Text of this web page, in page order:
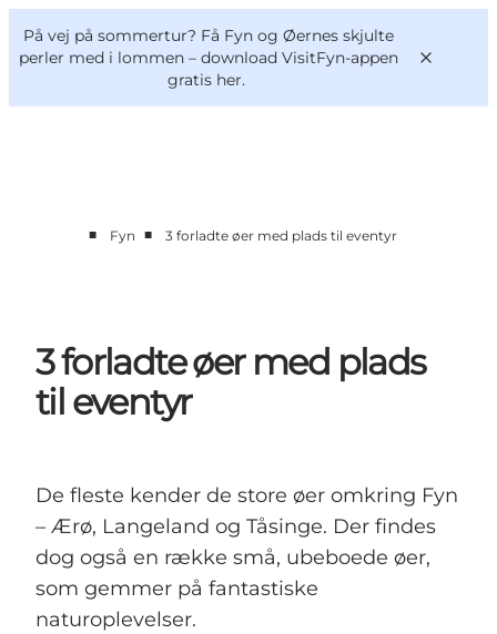
På vej på sommertur? Få Fyn og Øernes skjulte
perler med i lommen – download VisitFyn-appen
gratis her.
Oplevelser
Book lokale oplevelser
VisitFyn
Deutsch
■ Fyn ■ 3 forladte øer med plads til eventyr
3 forladte øer med plads
til eventyr
De fleste kender de store øer omkring Fyn
– Ærø, Langeland og Tåsinge. Der findes
dog også en række små, ubeboede øer,
som gemmer på fantastiske
naturoplevelser.